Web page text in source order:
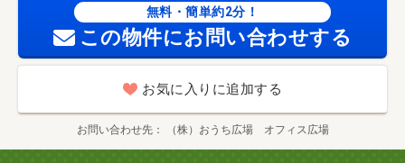
無料・簡単約2分！
この物件にお問い合わせする
お気に入りに追加する
お問い合わせ先 （株）おうち広場 オフィス広場